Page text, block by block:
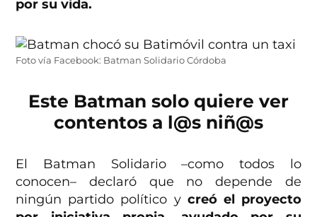
por su vida.
Foto vía Facebook: Batman Solidario Córdoba
Este Batman solo quiere ver
contentos a l@s niñ@s
El Batman Solidario –como todos lo
conocen– declaró que no depende de
ningún partido político y creó el proyecto